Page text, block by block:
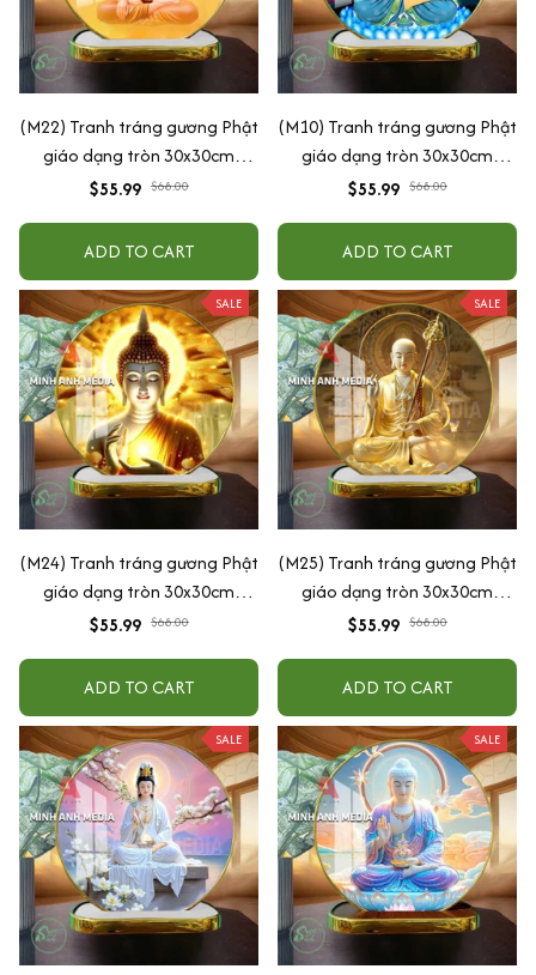
(M22) Tranh tráng gương Phật
giáo dạng tròn 30x30cm
(Tặng đế để bàn)
$55.99 $68.00
ADD TO CART
(M10) Tranh tráng gương Phật
giáo dạng tròn 30x30cm
(Tặng đế để bàn)
$55.99 $68.00
ADD TO CART
SALE
(M24) Tranh tráng gương Phật
giáo dạng tròn 30x30cm
(Tặng đế để bàn)
$55.99 $68.00
ADD TO CART
SALE
(M25) Tranh tráng gương Phật
giáo dạng tròn 30x30cm
(Tặng đế để bàn)
$55.99 $68.00
ADD TO CART
SALE SALE